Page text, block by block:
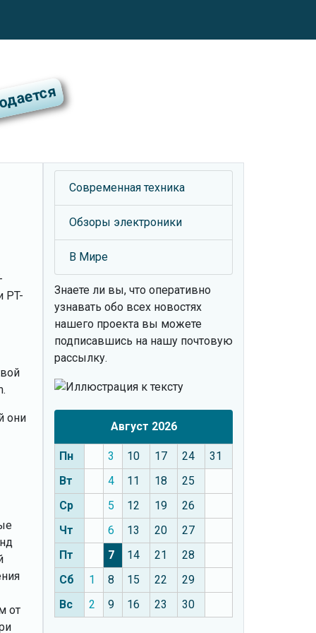
PT-
они
от
Современная техника
Обзоры электроники
В Мире
Знаете ли вы, что оперативно
узнавать обо всех новостях
нашего проекта вы можете
подписавшись на нашу почтовую
рассылку.
Август 2026
Пн 3 10 17 24
31
Вт
4 11 18
25
Ср
5 12 19
26
Чт
6 13 20
27
Пт
7 14 21
28
Сб
1 8 15 22
29
Вс
2 9 16 23 30